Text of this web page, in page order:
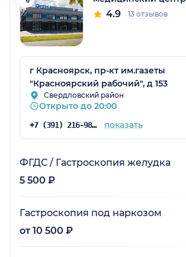
4.9 13 отзывов
г Красноярск, пр-кт им.газеты
"Красноярский рабочий", д 153
Свердловский район
Открыто до 20:00
+7 (391) 216-98-62 показать
ФГДС / Гастроскопия желудка
5 500 ₽
Гастроскопия под наркозом
от 10 500 ₽